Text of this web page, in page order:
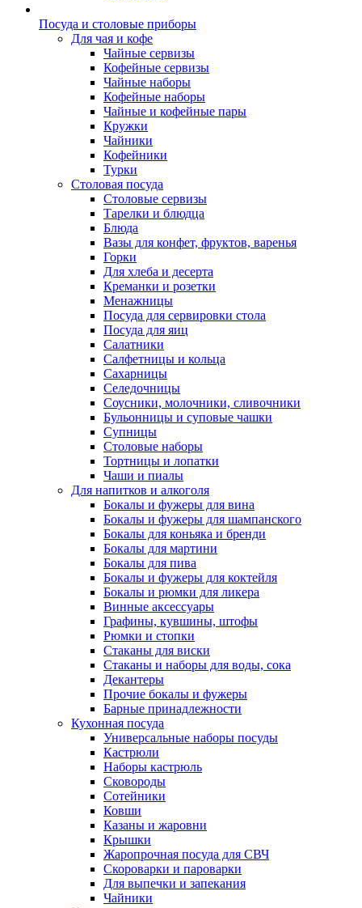
Посуда и столовые приборы
Для чая и кофе
Чайные сервизы
Кофейные сервизы
Чайные наборы
Кофейные наборы
Чайные и кофейные пары
Кружки
Чайники
Кофейники
Турки
Столовая посуда
Столовые сервизы
Тарелки и блюдца
Блюда
Вазы для конфет, фруктов, варенья
Горки
Для хлеба и десерта
Креманки и розетки
Менажницы
Посуда для сервировки стола
Посуда для яиц
Салатники
Салфетницы и кольца
Сахарницы
Селедочницы
Соусники, молочники, сливочники
Бульонницы и суповые чашки
Супницы
Столовые наборы
Тортницы и лопатки
Чаши и пиалы
Для напитков и алкоголя
Бокалы и фужеры для вина
Бокалы и фужеры для шампанского
Бокалы для коньяка и бренди
Бокалы для мартини
Бокалы для пива
Бокалы и фужеры для коктейля
Бокалы и рюмки для ликера
Винные аксессуары
Графины, кувшины, штофы
Рюмки и стопки
Стаканы для виски
Стаканы и наборы для воды, сока
Декантеры
Прочие бокалы и фужеры
Барные принадлежности
Кухонная посуда
Универсальные наборы посуды
Кастрюли
Наборы кастрюль
Сковороды
Сотейники
Ковши
Казаны и жаровни
Крышки
Жаропрочная посуда для СВЧ
Скороварки и пароварки
Для выпечки и запекания
Чайники